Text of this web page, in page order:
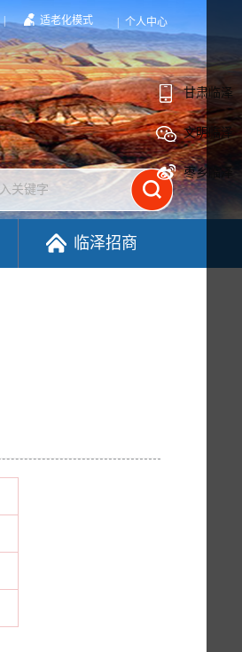
| 适老化模式 个人中心
临泽招商
甘肃临泽
文明临泽
枣乡临泽